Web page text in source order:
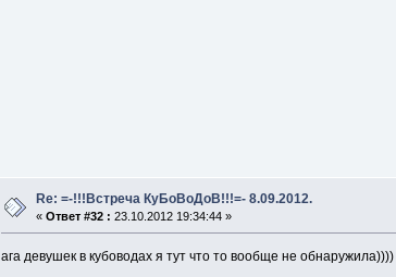
Re: =-!!!Встреча КуБоВоДоВ!!!=- 8.09.2012.
«Ответ #32 : 23.10.2012 19:34:44 »
ага девушек в кубоводах я тут что то вообще не обнаружила))))